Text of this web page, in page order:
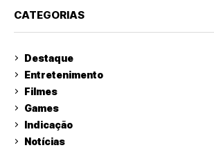
CATEGORIAS
Destaque
Entretenimento
Filmes
Games
Indicação
Notícias